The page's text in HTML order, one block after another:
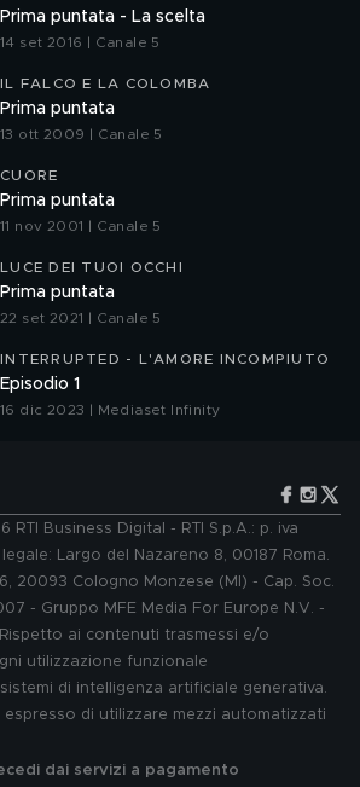
Prima puntata - La scelta
14 set 2016 | Canale 5
IL FALCO E LA COLOMBA
Prima puntata
13 ott 2009 | Canale 5
CUORE
Prima puntata
11 nov 2001 | Canale 5
LUCE DEI TUOI OCCHI
Prima puntata
22 set 2021 | Canale 5
INTERRUPTED - L'AMORE INCOMPIUTO
Episodio 1
16 dic 2023 | Mediaset Infinity
RTI Business Digital - RTI S.p.A.: p. iva
Largo del Nazareno 8, 00187 Roma.
20093 Cologno Monzese (MI) - Cap. Soc.
- Gruppo MFE Media For Europe N.V. -
ai contenuti trasmessi e/o
utilizzazione funzionale
di intelligenza artificiale generativa.
di utilizzare mezzi automatizzati
dai servizi a pagamento